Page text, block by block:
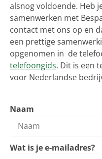
alsnog voldoende. Heb
samenwerken met
contact met ons op en
een prettige
opgenomen in de
telefoongids. Dit is een
voor Nederlandse
Naam
Wat is je e-mailadres?